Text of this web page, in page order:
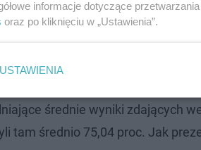
Tu uczniowie osiągają
ósmoklasisty?
średnie wyniki zdających
tam średnio 75,04 proc. Jak
informacje dotyczące
oraz po kliknięciu w „Ustawienia”.
USTAWIENIA